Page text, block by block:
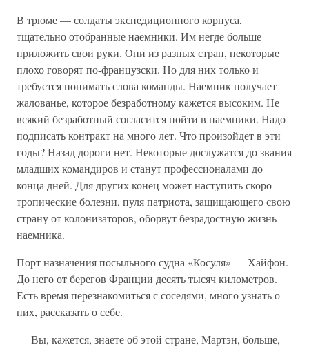
В трюме — солдаты экспедиционного корпуса,
тщательно отобранные наемники. Им негде больше
приложить свои руки. Они из разных стран, некоторые
плохо говорят по-французски. Но для них только и
требуется понимать слова команды. Наемник получает
жалованье, которое безработному кажется высоким. Не
всякий безработный согласится пойти в наемники. Надо
подписать контракт на много лет. Что произойдет в эти
годы? Назад дороги нет. Некоторые дослужатся до звания
младших командиров и станут профессионалами до
конца дней. Для других конец может наступить скоро —
тропические болезни, пуля патриота, защищающего свою
страну от колонизаторов, оборвут безрадостную жизнь
наемника.
Порт назначения посыльного судна «Косуля» — Хайфон.
До него от берегов Франции десять тысяч километров.
Есть время перезнакомиться с соседями, много узнать о
них, рассказать о себе.
— Вы, кажется, знаете об этой стране, Мартэн, больше,